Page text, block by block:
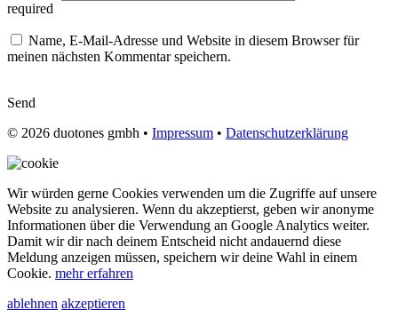
required
Name, E-Mail-Adresse und Website in diesem Browser für
meinen nächsten Kommentar speichern.
Send
© 2026 duotones gmbh • Impressum • Datenschutzerklärung
Wir würden gerne Cookies verwenden um die Zugriffe auf unsere
Website zu analysieren. Wenn du akzeptierst, geben wir anonyme
Informationen über die Verwendung an Google Analytics weiter.
Damit wir dir nach deinem Entscheid nicht andauernd diese
Meldung anzeigen müssen, speichern wir deine Wahl in einem
Cookie. mehr erfahren
ablehnen akzeptieren